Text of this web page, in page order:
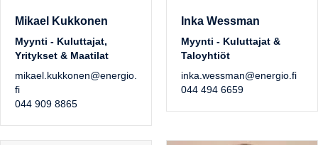
Mikael Kukkonen
Myynti - Kuluttajat,
Yritykset & Maatilat
mikael.kukkonen@energio.
fi
044 909 8865
Inka Wessman
Myynti - Kuluttajat &
Taloyhtiöt
inka.wessman@energio.fi
044 494 6659